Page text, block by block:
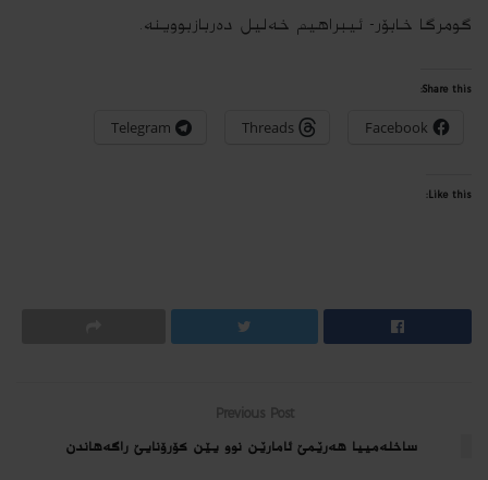
گومرگا خابۆر- ئیبراھیم خەلیل دەربازبووینە.
Share this:
Facebook
Threads
Telegram
Like this:
Previous Post
ساخله‌مییا هه‌رێمێ ئامارێن نوو یێن كۆرۆنایێ راگه‌هاندن